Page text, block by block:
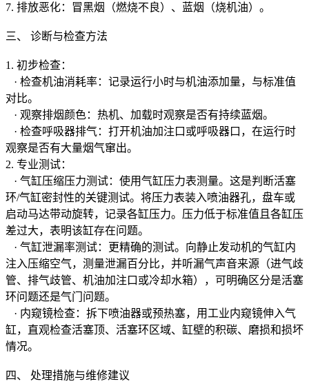
7. 排放恶化：冒黑烟（燃烧不良）、蓝烟（烧机油）。
三、 诊断与检查方法
1. 初步检查：
· 检查机油消耗率：记录运行小时与机油添加量，与标准值
对比。
· 观察排烟颜色：热机、加载时观察是否有持续蓝烟。
· 检查呼吸器排气：打开机油加注口或呼吸器口，在运行时
观察是否有大量烟气窜出。
2. 专业测试：
· 气缸压缩压力测试：使用气缸压力表测量。这是判断活塞
环/气缸密封性的关键测试。将压力表装入喷油器孔，盘车或
启动马达带动旋转，记录各缸压力。压力低于标准值且各缸压
差过大，表明该缸存在问题。
· 气缸泄漏率测试：更精确的测试。向静止发动机的气缸内
注入压缩空气，测量泄漏百分比，并听漏气声音来源（进气歧
管、排气歧管、机油加注口或冷却水箱），可明确区分是活塞
环问题还是气门问题。
· 内窥镜检查：拆下喷油器或预热塞，用工业内窥镜伸入气
缸，直观检查活塞顶、活塞环区域、缸壁的积碳、磨损和损坏
情况。
四、 处理措施与维修建议